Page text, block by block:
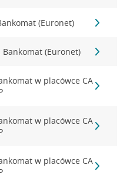
(Euronet)
Bankomat (Euronet)
w placówce CA
w placówce CA
w placówce CA